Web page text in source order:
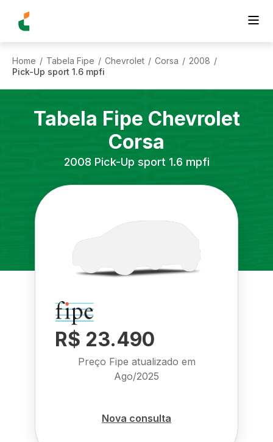
Home / Tabela Fipe / Chevrolet / Corsa / 2008 /
Pick-Up sport 1.6 mpfi
Tabela Fipe Chevrolet
Corsa
2008 Pick-Up sport 1.6 mpfi
R$ 23.490
Preço Fipe atualizado em
Ago/2025
Nova consulta